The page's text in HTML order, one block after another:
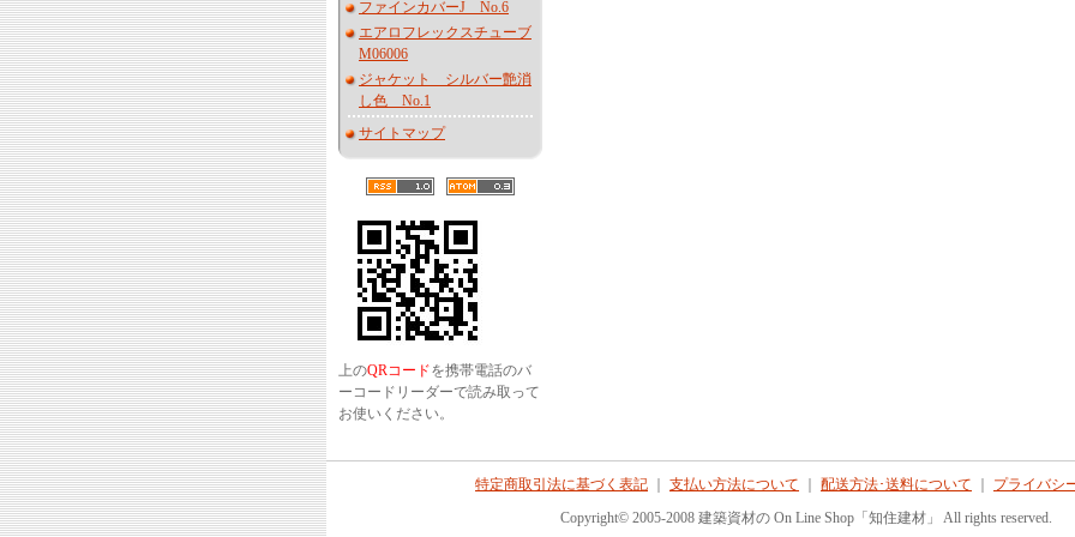
ファインカバーJ No.6
エアロフレックスチューブ
M06006
ジャケット シルバー艶消
し色 No.1
サイトマップ
上のQRコードを携帯電話のバ
ーコードリーダーで読み取って
お使いください。
特定商取引法に基づく表記 支払い方法について 配送方法･送料について
プライバシ
Copyright© 2005-2008 建築資材の On Line Shop「知住建材」 All rights reserved.